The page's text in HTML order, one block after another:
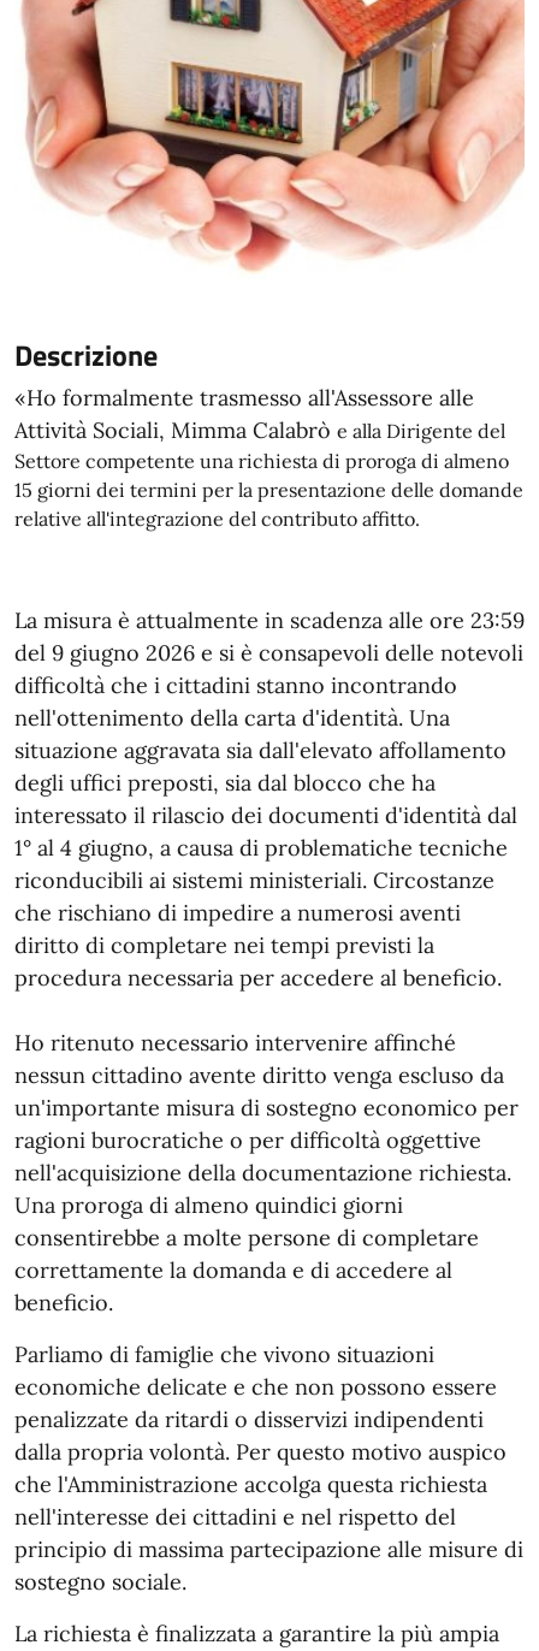
Descrizione
«Ho formalmente trasmesso all'Assessore alle
Attività Sociali, Mimma Calabrò e alla Dirigente del
Settore competente una richiesta di proroga di almeno
15 giorni dei termini per la presentazione delle domande
relative all'integrazione del contributo affitto.
La misura è attualmente in scadenza alle ore 23:59
del 9 giugno 2026 e si è consapevoli delle notevoli
difficoltà che i cittadini stanno incontrando
nell'ottenimento della carta d'identità. Una
situazione aggravata sia dall'elevato affollamento
degli uffici preposti, sia dal blocco che ha
interessato il rilascio dei documenti d'identità dal
1° al 4 giugno, a causa di problematiche tecniche
riconducibili ai sistemi ministeriali. Circostanze
che rischiano di impedire a numerosi aventi
diritto di completare nei tempi previsti la
procedura necessaria per accedere al beneficio.
Ho ritenuto necessario intervenire affinché
nessun cittadino avente diritto venga escluso da
un'importante misura di sostegno economico per
ragioni burocratiche o per difficoltà oggettive
nell'acquisizione della documentazione richiesta.
Una proroga di almeno quindici giorni
consentirebbe a molte persone di completare
correttamente la domanda e di accedere al
beneficio.
Parliamo di famiglie che vivono situazioni
economiche delicate e che non possono essere
penalizzate da ritardi o disservizi indipendenti
dalla propria volontà. Per questo motivo auspico
che l'Amministrazione accolga questa richiesta
nell'interesse dei cittadini e nel rispetto del
principio di massima partecipazione alle misure di
sostegno sociale.
La richiesta è finalizzata a garantire la più ampia